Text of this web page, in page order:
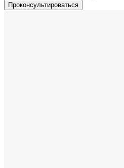
Проконсультироваться